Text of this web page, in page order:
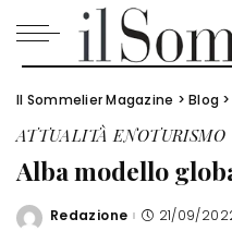
Il Sommelier Magazine >Blog >
ATTUALITÀ ENOTURISMO
Alba modello
Posted
Redazione 21/09/